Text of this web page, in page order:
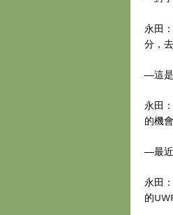
永田
分，
―這是
永田
的機
―最近
永田
的